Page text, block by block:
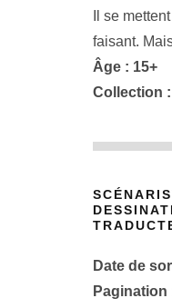
Il se
faisant.
Âge : 15+
Collection :
Date de
Pagination